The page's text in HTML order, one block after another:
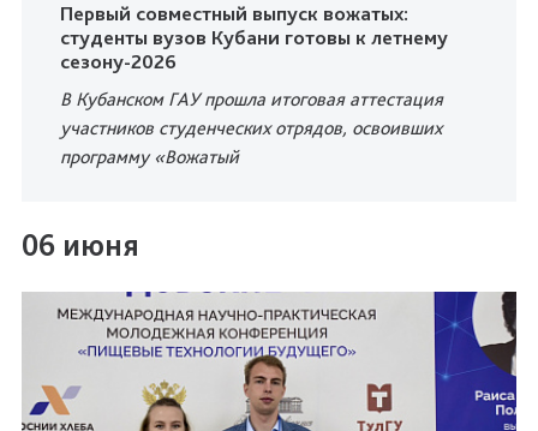
Первый совместный выпуск вожатых:
студенты вузов Кубани готовы к летнему
сезону-2026
В Кубанском ГАУ прошла итоговая аттестация
участников студенческих отрядов, освоивших
программу «Вожатый
06 июня